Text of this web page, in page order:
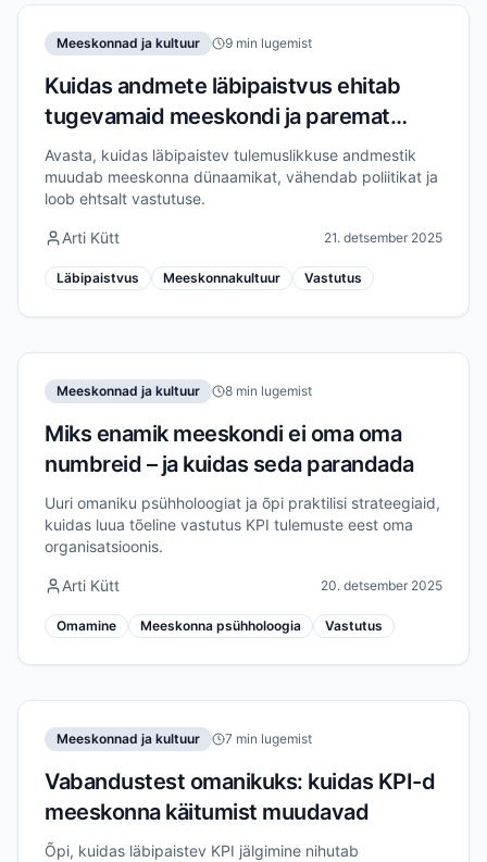
Meeskonnad ja kultuur 9 min lugemist
Kuidas andmete läbipaistvus ehitab
tugevamaid meeskondi ja paremat
vastutust
Avasta, kuidas läbipaistev tulemuslikkuse andmestik
muudab meeskonna dünaamikat, vähendab poliitikat ja
loob ehtsalt vastutuse.
Arti Kütt 21. detsember 2025
Läbipaistvus Meeskonnakultuur Vastutus
Meeskonnad ja kultuur 8 min lugemist
Miks enamik meeskondi ei oma oma
numbreid – ja kuidas seda parandada
Uuri omaniku psühholoogiat ja õpi praktilisi strateegiaid,
kuidas luua tõeline vastutus KPI tulemuste eest oma
organisatsioonis.
Arti Kütt 20. detsember 2025
Omamine Meeskonna psühholoogia Vastutus
Meeskonnad ja kultuur 7 min lugemist
Vabandustest omanikuks: kuidas KPI-d
meeskonna käitumist muudavad
Õpi, kuidas läbipaistev KPI jälgimine nihutab